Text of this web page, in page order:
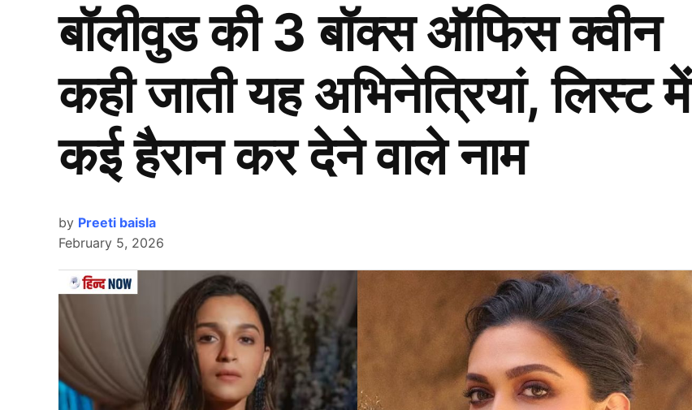
Sarfaraz Khan
दरअसल, रणजी ट्रॉफी 2025-26 के रोमांचक मुकाबले में मुंबई की तरफ से खेलते हुए स्टार बल्लेबाज सरफराज
खान (Sarfaraz Khan) ने हैदराबाद के खिलाफ शानदार तूफानी शतकीय पारी खेलकर दर्शकों का दिल जीत
लिया। राजीव गांधी इंटरनेशनल स्टेडियम में खेले जा रहे ग्रुप-स्टेज मैच में सरफराज ने 164 गेंदों पर 142 रन की
विस्फोटक पारी खेली, जिसमें उन्होंने 11 चौके और 5 छक्के लगाए।
बॉलीवुड की 3 बॉक्स ऑफिस क्वीन
कही जाती यह अभिनेत्रियां, लिस्ट में
कई हैरान कर देने वाले नाम
by Preeti baisla
February 5, 2026